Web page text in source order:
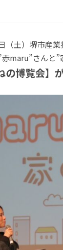
（土）堺市産
maru”さんと
の博覧会】